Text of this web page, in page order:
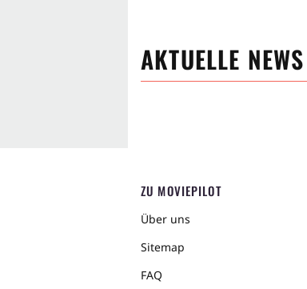
AKTUELLE NEWS
ZU MOVIEPILOT
Über uns
Sitemap
FAQ